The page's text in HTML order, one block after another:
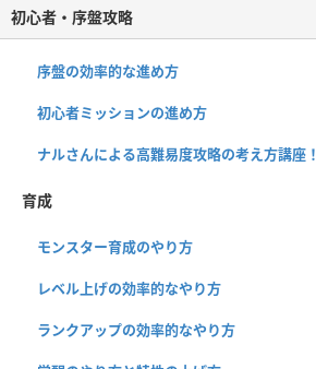
初心者・序盤攻略
序盤の効率的な進め方
初心者ミッションの進め方
ナルさんによる高難易度攻略の考え方講座！
育成
モンスター育成のやり方
レベル上げの効率的なやり方
ランクアップの効率的なやり方